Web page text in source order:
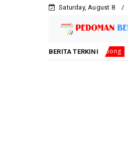
Saturday, August 8
BERITA TERKINI
Lebong Polres Lebong dan